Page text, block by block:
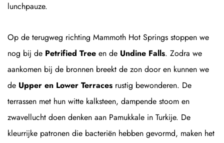
lunchpauze.
Op de terugweg richting Mammoth Hot Springs stoppen we
nog bij de Petrified Tree en de Undine Falls. Zodra we
aankomen bij de bronnen breekt de zon door en kunnen we
de Upper en Lower Terraces rustig bewonderen. De
terrassen met hun witte kalksteen, dampende stoom en
zwavellucht doen denken aan Pamukkale in Turkije. De
kleurrijke patronen die bacteriën hebben gevormd, maken het